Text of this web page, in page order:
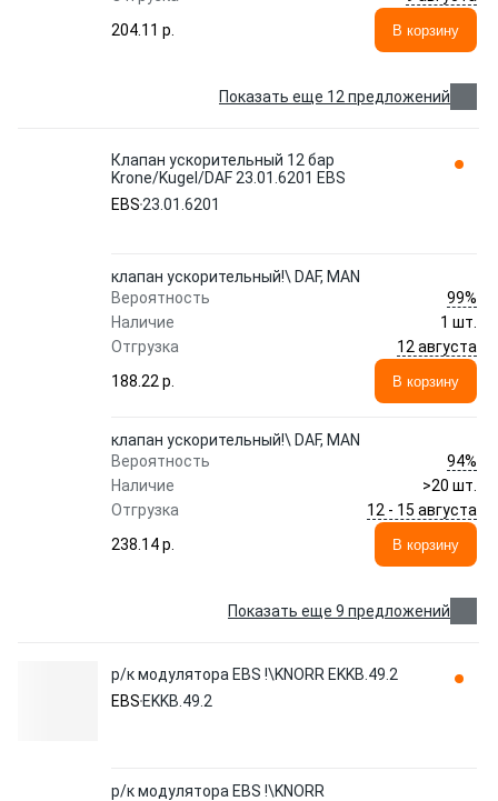
204.11 p.
В корзину
Показать еще 12 предложений
Клапан ускорительный 12 бар
Krone/Kugel/DAF 23.01.6201 EBS
EBS 23.01.6201
клапан ускорительный!\ DAF, MAN
Вероятность
99%
Наличие
1 шт.
Отгрузка
12 августа
188.22 p.
В корзину
клапан ускорительный!\ DAF, MAN
Вероятность
94%
Наличие
>20 шт.
Отгрузка
12 - 15 августа
238.14 p.
В корзину
Показать еще 9 предложений
р/к модулятора EBS !\KNORR EKKB.49.2
EBS EKKB.49.2
р/к модулятора EBS !\KNORR